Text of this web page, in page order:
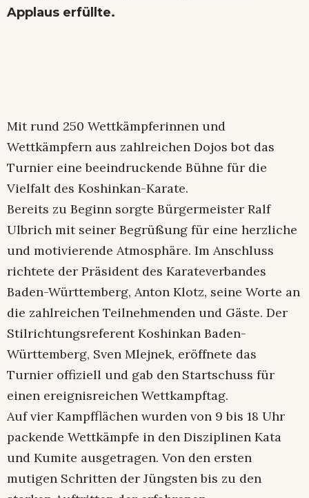
Applaus erfüllte.
Mit rund 250 Wettkämpferinnen und
Wettkämpfern aus zahlreichen Dojos bot das
Turnier eine beeindruckende Bühne für die
Vielfalt des Koshinkan-Karate.
Bereits zu Beginn sorgte Bürgermeister Ralf
Ulbrich mit seiner Begrüßung für eine herzliche
und motivierende Atmosphäre. Im Anschluss
richtete der Präsident des Karateverbandes
Baden-Württemberg, Anton Klotz, seine Worte an
die zahlreichen Teilnehmenden und Gäste. Der
Stilrichtungsreferent Koshinkan Baden-
Württemberg, Sven Mlejnek, eröffnete das
Turnier offiziell und gab den Startschuss für
einen ereignisreichen Wettkampftag.
Auf vier Kampfflächen wurden von 9 bis 18 Uhr
packende Wettkämpfe in den Disziplinen Kata
und Kumite ausgetragen. Von den ersten
mutigen Schritten der Jüngsten bis zu den